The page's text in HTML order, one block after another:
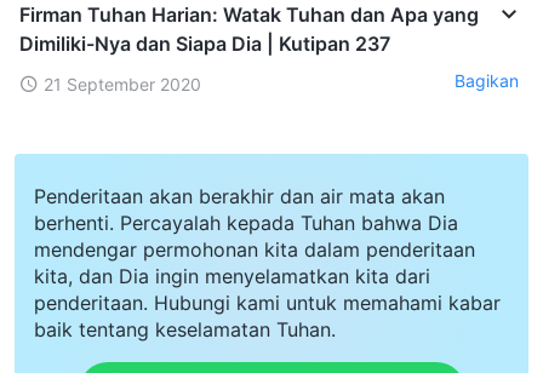
Firman Tuhan Harian: Watak Tuhan dan Apa yang
Dimiliki-Nya dan Siapa Dia | Kutipan 237
21 September 2020 Bagikan
Penderitaan akan berakhir dan air mata akan
berhenti. Percayalah kepada Tuhan bahwa Dia
mendengar permohonan kita dalam penderitaan
kita, dan Dia ingin menyelamatkan kita dari
penderitaan. Hubungi kami untuk memahami kabar
baik tentang keselamatan Tuhan.